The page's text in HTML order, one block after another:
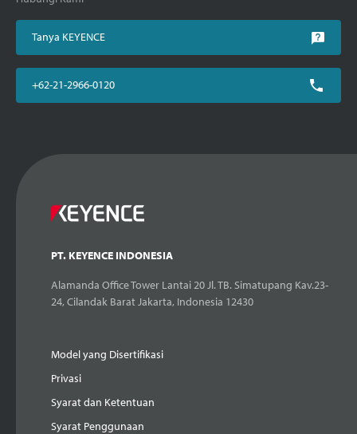
Tanya KEYENCE
+62-21-2966-0120
PT. KEYENCE INDONESIA
Alamanda Office Tower Lantai 20 Jl. TB. Simatupang Kav.23-
24, Cilandak Barat Jakarta, Indonesia 12430
Model yang Disertifikasi
Privasi
Syarat dan Ketentuan
Syarat Penggunaan